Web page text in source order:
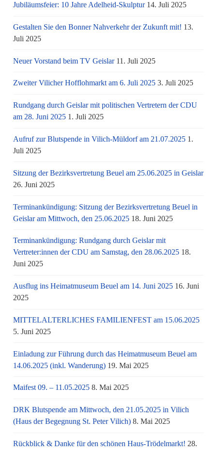
Jubiläumsfeier: 10 Jahre Adelheid-Skulptur 14. Juli 2025
Gestalten Sie den Bonner Nahverkehr der Zukunft mit! 13.
Juli 2025
Neuer Vorstand beim TV Geislar 11. Juli 2025
Zweiter Vilicher Hofflohmarkt am 6. Juli 2025 3. Juli 2025
Rundgang durch Geislar mit politischen Vertretern der CDU
am 28. Juni 2025 1. Juli 2025
Aufruf zur Blutspende in Vilich-Müldorf am 21.07.2025 1.
Juli 2025
Sitzung der Bezirksvertretung Beuel am 25.06.2025 in Geislar
26. Juni 2025
Terminankündigung: Sitzung der Bezirksvertretung Beuel in
Geislar am Mittwoch, den 25.06.2025 18. Juni 2025
Terminankündigung: Rundgang durch Geislar mit
Vertreter:innen der CDU am Samstag, den 28.06.2025 18.
Juni 2025
Ausflug ins Heimatmuseum Beuel am 14. Juni 2025 16. Juni
2025
MITTELALTERLICHES FAMILIENFEST am 15.06.2025
5. Juni 2025
Einladung zur Führung durch das Heimatmuseum Beuel am
14.06.2025 (inkl. Wanderung) 19. Mai 2025
Maifest 09. – 11.05.2025 8. Mai 2025
DRK Blutspende am Mittwoch, den 21.05.2025 in Vilich
(Haus der Begegnung St. Peter Vilich) 8. Mai 2025
Rückblick & Danke für den schönen Haus-Trödelmarkt! 28.